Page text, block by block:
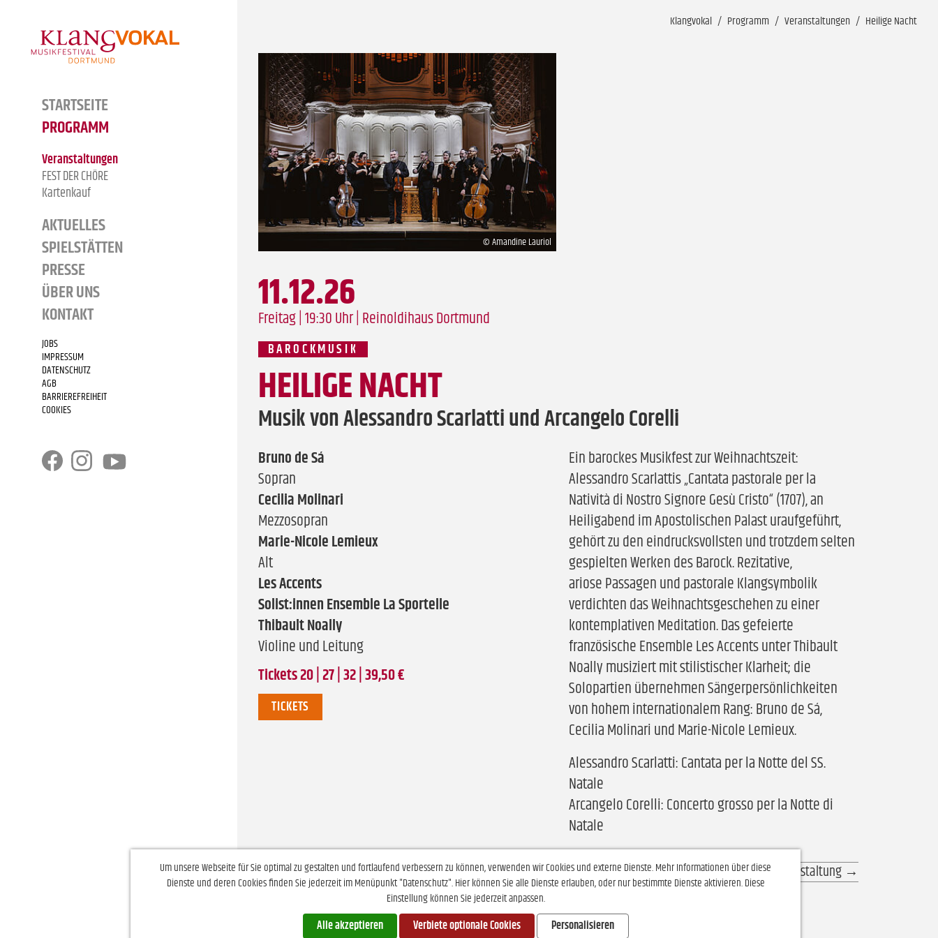
STARTSEITE
PROGRAMM
↓
Veranstaltungen
FEST DER CHÖRE
Kartenkauf
AKTUELLES
SPIELSTÄTTEN
PRESSE
ÜBER UNS↓
KONTAKT
JOBS
IMPRESSUM
DATENSCHUTZ
AGB
BARRIEREFREIHEIT
COOKIES
Klangvokal Programm Veranstaltungen Heilige Nacht
© Amandine Lauriol
HEILIGE NACHT
11.12.26
Freitag | 19:30 Uhr | Reinoldihaus Dortmund
BAROCKMUSIK
Musik von Alessandro Scarlatti und Arcangelo Corelli
Bruno de Sá
Sopran
Cecilia Molinari
Mezzosopran
Marie-Nicole Lemieux
Alt
Les Accents
Solist:innen Ensemble La Sportelle
Thibault Noally
Violine und Leitung
Tickets 20 | 27 | 32 | 39,50 €
TICKETS
Ein barockes Musikfest zur Weihnachtszeit:
Alessandro Scarlattis „Cantata pastorale per la
Natività di Nostro Signore Gesù Cristo“ (1707), an
Heiligabend im Apostolischen Palast uraufgeführt,
gehört zu den eindrucksvollsten und trotzdem selten
gespielten Werken des Barock. Rezitative,
ariose Passagen und pastorale Klangsymbolik
verdichten das Weihnachtsgeschehen zu einer
kontemplativen Meditation. Das gefeierte
französische Ensemble Les Accents unter Thibault
Noally musiziert mit stilistischer Klarheit; die
Solopartien übernehmen Sängerpersönlichkeiten
von hohem internationalem Rang: Bruno de Sá,
Cecilia Molinari und Marie-Nicole Lemieux.
Alessandro Scarlatti: Cantata per la Notte del SS.
Natale
Arcangelo Corelli: Concerto grosso per la Notte di
Natale
←Vorherige Veranstaltung Nächste Veranstaltung →
Um unsere Webseite für Sie optimal zu gestalten und fortlaufend verbessern zu können, verwenden wir Cookies und externe Dienste. Mehr Informationen über diese
Dienste und deren Cookies finden Sie jederzeit im Menüpunkt "Datenschutz". Hier können Sie alle Dienste erlauben, oder nur bestimmte Dienste aktivieren. Diese
Einstellung können Sie jederzeit anpassen.
Alle akzeptieren Verbiete optionale Cookies Personalisieren